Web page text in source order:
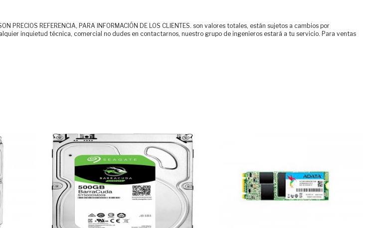
PRECIOS REFERENCIA, PARA INFORMACIÓN DE LOS CLIENTES. son valores totales, están sujetos a cambios por
inquietud técnica, comercial no dudes en contactarnos, nuestro grupo de ingenieros estará a tu servicio. Para ventas